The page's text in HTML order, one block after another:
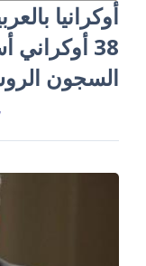
أوكرانيا
38
السجون